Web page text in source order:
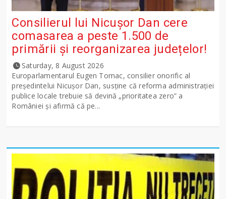
Consilierul lui Nicușor Dan cere
comasarea a peste 1.500 de
primării și reorganizarea județelor!
Saturday, 8 August 2026
Europarlamentarul Eugen Tomac, consilier onorific al
președintelui Nicușor Dan, susține că reforma administrației
publice locale trebuie să devină „prioritatea zero” a
României și afirmă că pe...